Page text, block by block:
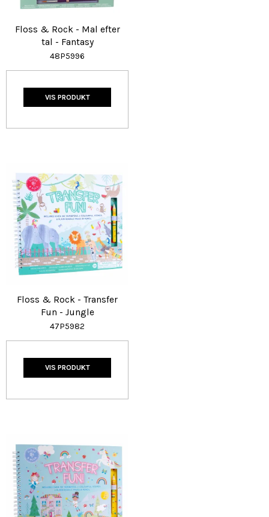
Floss & Rock - Mal efter
tal - Fantasy
48P5996
VIS PRODUKT
Floss & Rock - Transfer
Fun - Jungle
47P5982
VIS PRODUKT